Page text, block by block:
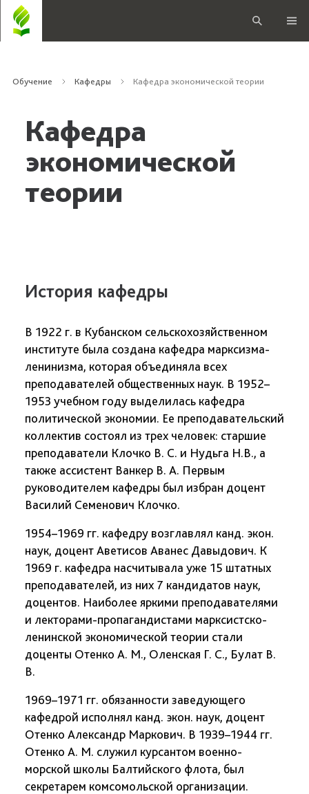
Обучение Кафедры Кафедра экономической теории
Кафедра
экономической
теории
История кафедры
В 1922 г. в Кубанском сельскохозяйственном
институте была создана кафедра марксизма-
ленинизма, которая объединяла всех
преподавателей общественных наук. В 1952–
1953 учебном году выделилась кафедра
политической экономии. Ее преподавательский
коллектив состоял из трех человек: старшие
преподаватели Клочко В. С. и Нудьга Н.В., а
также ассистент Ванкер В. А. Первым
руководителем кафедры был избран доцент
Василий Семенович Клочко.
1954–1969 гг. кафедру возглавлял канд. экон.
наук, доцент Аветисов Аванес Давыдович. К
1969 г. кафедра насчитывала уже 15 штатных
преподавателей, из них 7 кандидатов наук,
доцентов. Наиболее яркими преподавателями
и лекторами-пропагандистами марксистско-
ленинской экономической теории стали
доценты Отенко А. М., Оленская Г. С., Булат В.
В.
1969–1971 гг. обязанности заведующего
кафедрой исполнял канд. экон. наук, доцент
Отенко Александр Маркович. В 1939–1944 гг.
Отенко А. М. служил курсантом военно-
морской школы Балтийского флота, был
секретарем комсомольской организации.